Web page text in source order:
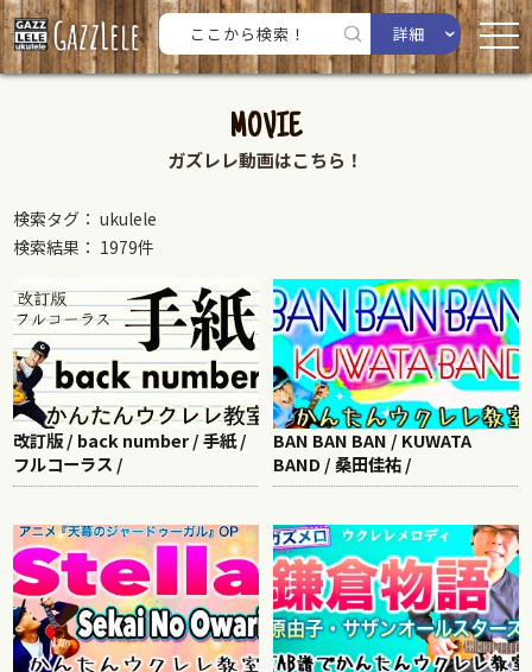
詳細
MOVIE
ガズレレ動画はこちら！
検索タグ： ukulele
検索結果： 1979件
改訂版 / back number / 手紙 /
フルコーラス /
BAN BAN BAN / KUWATA
BAND / 桑田佳祐 /